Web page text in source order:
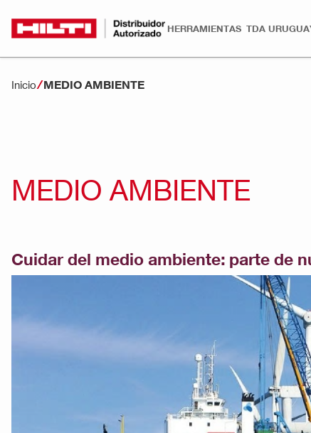
HERRAMIENTAS TDA
Inicio MEDIO AMBIENTE
MEDIO AMBIENTE
Cuidar del medio ambiente: parte de